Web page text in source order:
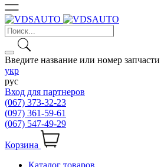
Введите название или номер запчасти
укр
рус
Вход для партнеров
(067) 373-32-23
(097) 361-59-61
(067) 547-49-29
Корзина